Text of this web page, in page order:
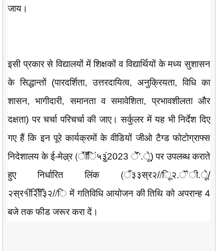
जाय।
इसी प्रकार से विद्यालयों में शिक्षकों व विद्यार्थियों के मध्य सुशासन
के सिद्धान्तों (पारदर्शिता, उत्तरदायित्व, अनुक्रियता, विधि का
शासन, भागीदारी, समानता व समावेशिता, प्रभावशीलता और
दक्षता) पर चर्चा परिचर्चा की जाए। सर्कुलर में यह भी निर्देश दिए
गए हैं कि इन पूरे कार्यक्रमों के वीडियों जीओ टैग्ड फोटोग्राफ्स
निदेशालय के ई-मेल्र्र (ेीँिं५३ुं2023 ॅें’.ूे) पर उपलब्ध कराते
हुए निर्धारित लिंक (ँ३३स्र२//ूि२.ॅॅ’ी.ूे/
२स्र१ीं२िीीँ३२//ि में गतिविधि आयोजन की तिथि को अपरान्ह 4
बजे तक फीड जरूर करा दें।